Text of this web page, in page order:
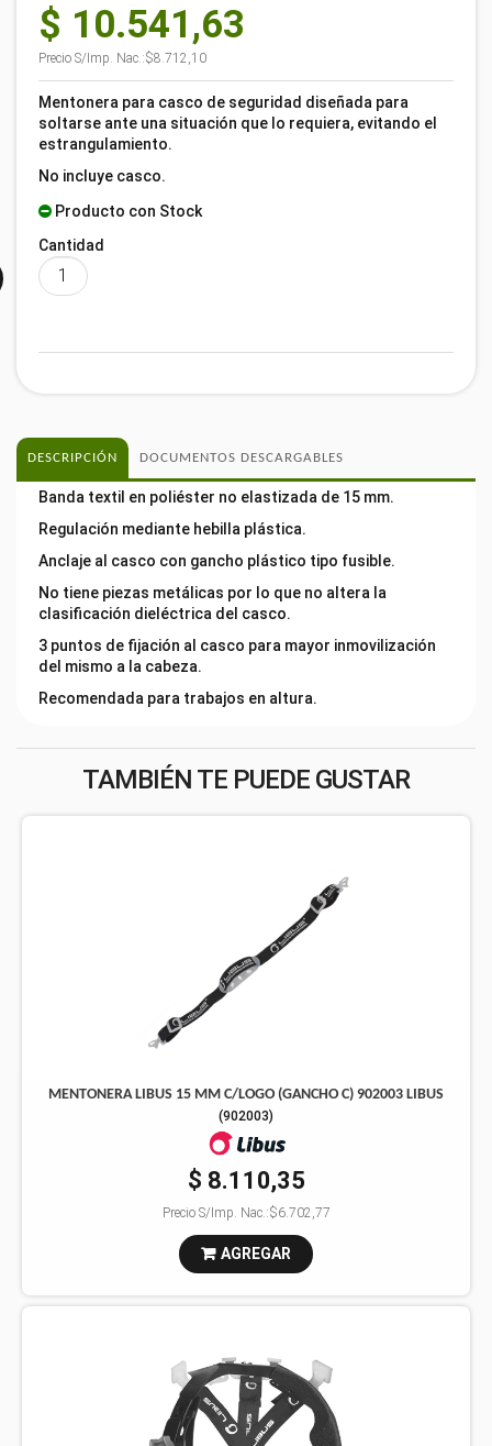
$ 10.541,63
Precio S/Imp. Nac.:$8.712,10
Mentonera para casco de seguridad diseñada para
soltarse ante una situación que lo requiera, evitando el
estrangulamiento.
No incluye casco.
Producto con Stock
Cantidad
DESCRIPCIÓN DOCUMENTOS DESCARGABLES
Banda textil en poliéster no elastizada de 15 mm.
Regulación mediante hebilla plástica.
Anclaje al casco con gancho plástico tipo fusible.
No tiene piezas metálicas por lo que no altera la
clasificación dieléctrica del casco.
3 puntos de fijación al casco para mayor inmovilización
del mismo a la cabeza.
Recomendada para trabajos en altura.
TAMBIÉN TE PUEDE GUSTAR
MENTONERA LIBUS 15 MM C/LOGO (GANCHO C) 902003 LIBUS
(902003)
$ 8.110,35
Precio S/Imp. Nac.:$6.702,77
AGREGAR